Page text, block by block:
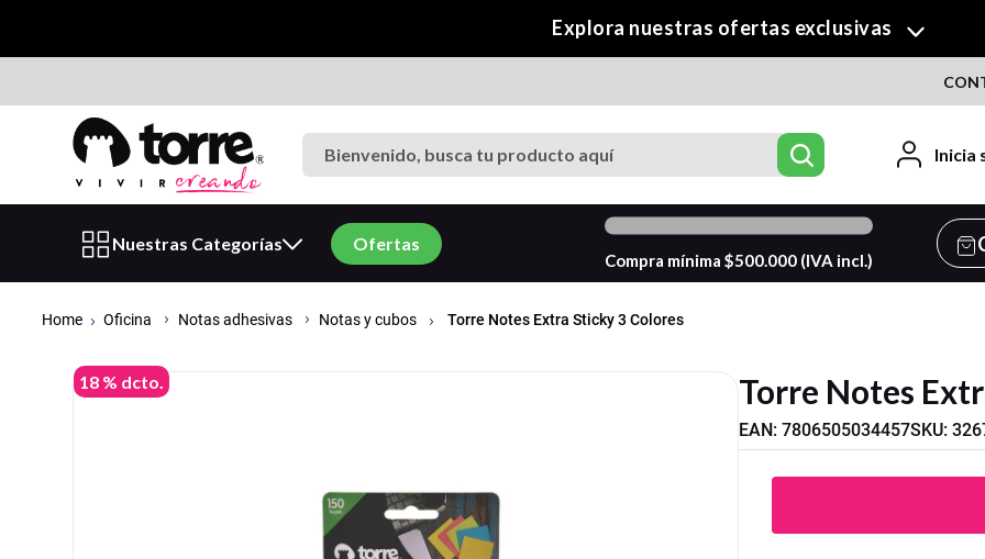
¡Descubre nuestra colección de Crafty!
Bienvenido, busca tu producto aquí
Inicia
Nuestras Categorías Ofertas
Compra mínima $500.000(IVA incl.)
Oficina Notas adhesivas Notas y cubos Torre Notes Extra Sticky 3 Colores
18 % dcto. Torre Notes
EAN: 7806505034457SKU:
Términos más buscados
1. cuaderno
2. carpeta
3. goma eva
4. village
5. cuadernos